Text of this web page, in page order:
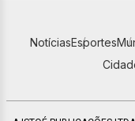
NotíciasEsportes